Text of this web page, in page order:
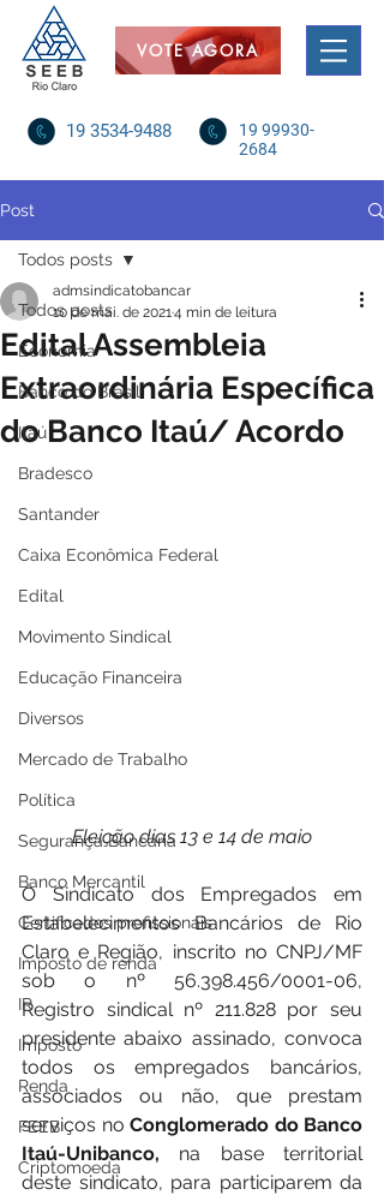
VOTE AGORA
19 3534-9488
19 99930-
2684
Post
Todos posts
Economia
Banco do Brasil
Itaú
Bradesco
Santander
Caixa Econômica Federal
Edital
Movimento Sindical
Educação Financeira
Diversos
Mercado de Trabalho
Política
Segurança Bancária
Banco Mercantil
Certificados profissionais
Imposto de renda
IR
Imposto
Renda
FEEB
Criptomoeda
Todos posts
Edital Assembleia
Extraordinária Específica
do Banco Itaú/ Acordo
admsindicatobancar
10 de mai. de 20214 min de leitura
Eleição dias 13 e 14 de maio
O Sindicato dos Empregados em
Estabelecimentos Bancários de Rio
Claro e Região, inscrito no CNPJ/MF
sob o nº 56.398.456/0001-06,
Registro sindical nº 211.828 por seu
presidente abaixo assinado, convoca
todos os empregados bancários,
associados ou não, que prestam
serviços no Conglomerado do Banco
Itaú-Unibanco, na base territorial
deste sindicato, para participarem da